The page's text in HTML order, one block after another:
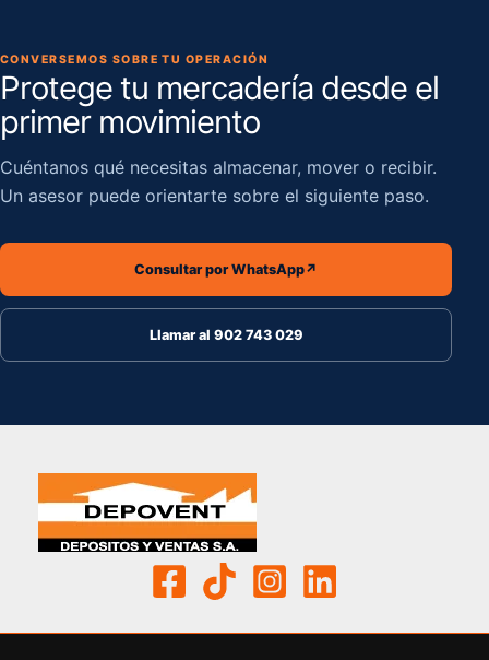
CONVERSEMOS SOBRE TU OPERACIÓN
Protege tu mercadería desde el
primer movimiento
Cuéntanos qué necesitas almacenar, mover o recibir.
Un asesor puede orientarte sobre el siguiente paso.
Consultar por WhatsApp↗
Llamar al 902 743 029